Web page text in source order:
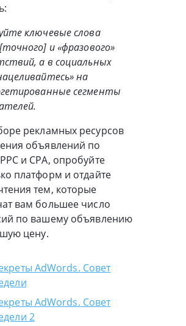
ключевые слова
и «фразового»
а в социальных
на
сегменты
рекламных ресурсов
объявлений по
и CPA, опробуйте
платформ и отдайте
тем, которые
вам большее число
по вашему объявлению
цену.
AdWords. Совет
AdWords. Совет
2